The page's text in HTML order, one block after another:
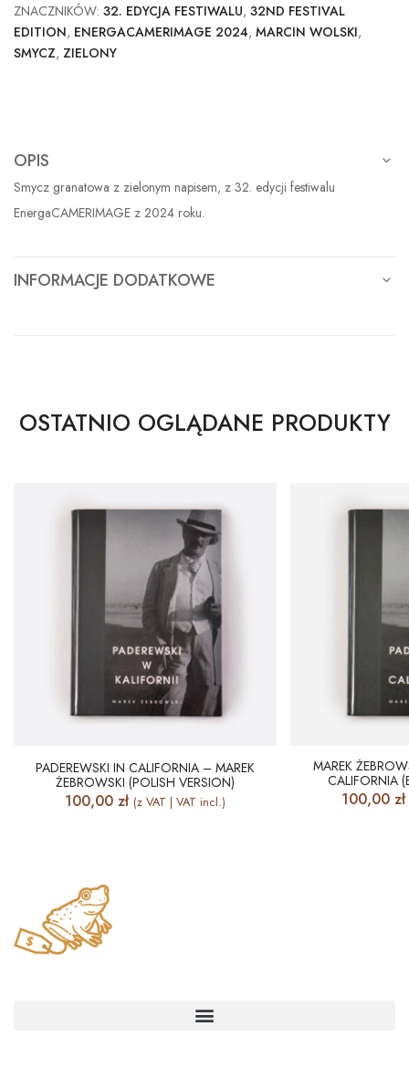
ZNACZNIKÓW: 32. EDYCJA FESTIWALU, 32ND FESTIVAL
EDITION, ENERGACAMERIMAGE 2024, MARCIN WOLSKI,
SMYCZ, ZIELONY
OPIS
Smycz granatowa z zielonym napisem, z 32. edycji festiwalu
EnergaCAMERIMAGE z 2024 roku.
INFORMACJE DODATKOWE
OSTATNIO OGLĄDANE PRODUKTY
PADEREWSKI IN CALIFORNIA – MAREK
ŻEBROWSKI (POLISH VERSION)
100,00 zł (z VAT | VAT incl.)
MAREK
CALIFORNIA
100,00 zł